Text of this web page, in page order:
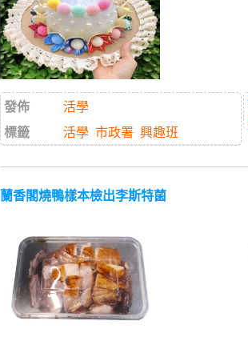
發佈
活學
標籤
活學 市政署 興趣班
蘭香閣燒鴨樣本檢出李斯特菌